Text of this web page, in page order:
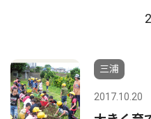
三浦
2017.10.20